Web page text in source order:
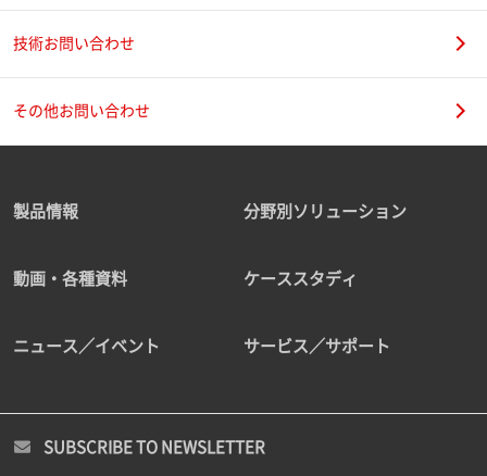
技術お問い合わせ
その他お問い合わせ
製品情報 分野別ソリューション
動画・各種資料 ケーススタディ
ニュース／イベント サービス／サポート
SUBSCRIBE TO NEWSLETTER